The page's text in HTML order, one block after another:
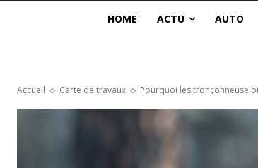
HOME ACTU AUTO
Accueil Carte de travaux Pourquoi les tronçonneuse